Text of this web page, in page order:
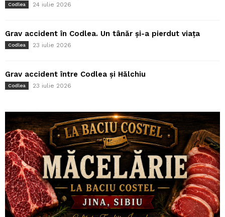
Codlea 24 iulie 2026
Grav accident în Codlea. Un tânăr și-a pierdut viața
Codlea 23 iulie 2026
Grav accident între Codlea și Hălchiu
Codlea 23 iulie 2026